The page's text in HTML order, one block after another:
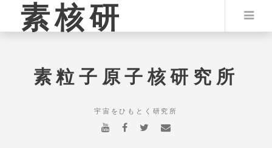
素核研
素粒子原子核研究所
宇宙をひもとく研究所